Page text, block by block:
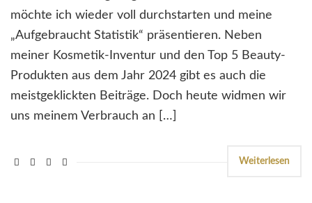
möchte ich wieder voll durchstarten und meine
„Aufgebraucht Statistik“ präsentieren. Neben
meiner Kosmetik-Inventur und den Top 5 Beauty-
Produkten aus dem Jahr 2024 gibt es auch die
meistgeklickten Beiträge. Doch heute widmen wir
uns meinem Verbrauch an […]
Weiterlesen